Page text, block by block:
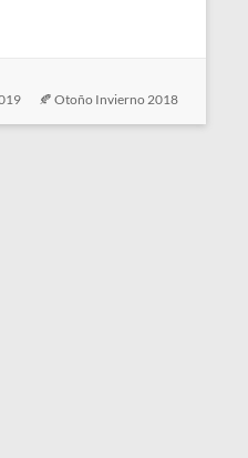
🍂 Otoño Invierno 2018